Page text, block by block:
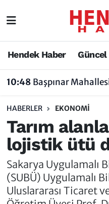
Hendek Haber
10:48 Başpınar Mahallesi’nde
HABERLER EKONOMI
Tarım
lojistik ütü
Sakarya Uygulamalı
(SUBÜ) Uygulamalı
Uluslararası Ticaret
Hendek Haber
Sakarya
Nöbetçi Eczaneler
Vefat Edenler
Hendek Haber
Siyaset
Hakkında
Hendek Haber
Künye
Sakarya Nöbetçi
Sakarya Trafik
Tüm Manşetler
Son Dakika
Haber Arşivi